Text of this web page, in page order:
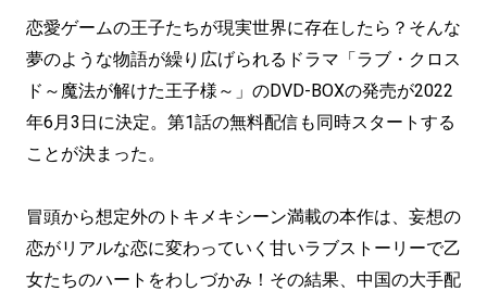
恋愛ゲームの王子たちが現実世界に存在したら？そんな
夢のような物語が繰り広げられるドラマ「ラブ・クロス
ド～魔法が解けた王子様～」のDVD-BOXの発売が2022
年6月3日に決定。第1話の無料配信も同時スタートする
ことが決まった。
冒頭から想定外のトキメキシーン満載の本作は、妄想の
恋がリアルな恋に変わっていく甘いラブストーリーで乙
女たちのハートをわしづかみ！その結果、中国の大手配